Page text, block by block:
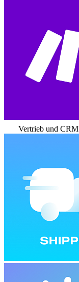
Vertrieb und CRM